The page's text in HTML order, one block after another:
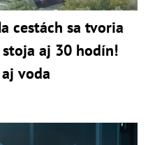
cestách sa tvoria
stoja aj 30 hodín!
voda